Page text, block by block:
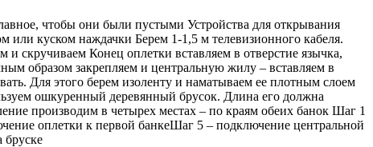
чтобы они были пустыми Устройства для открывания
или куском наждачки Берем 1-1,5 м телевизионного кабеля.
скручиваем Конец оплетки вставляем в отверстие язычка,
образом закрепляем и центральную жилу – вставляем в
Для этого берем изоленту и наматываем ее плотным слоем
ошкуренный деревянный брусок. Длина его должна
производим в четырех местах – по краям обеих банок Шаг 1
оплетки к первой банкеШаг 5 – подключение центральной
бруске